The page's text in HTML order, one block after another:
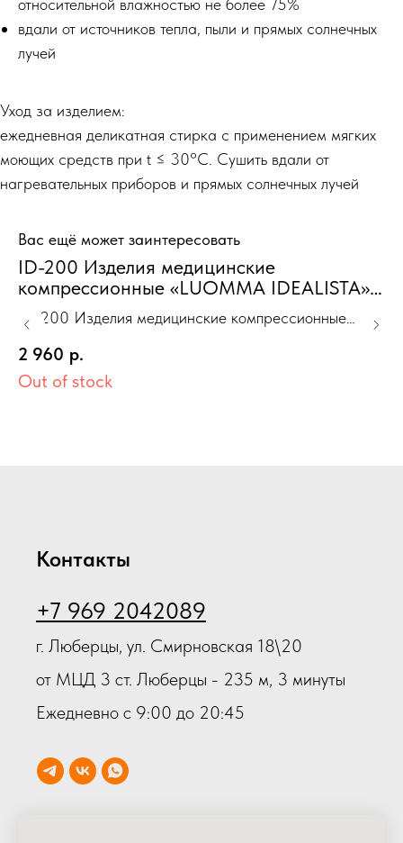
относительной влажностью не более 75%
вдали от источников тепла, пыли и прямых солнечных
лучей
Уход за изделием:
ежедневная деликатная стирка с применением мягких
моющих средств при t ≤ 30°С. Сушить вдали от
нагревательных приборов и прямых солнечных лучей
Вас ещё может заинтересовать
ID-200 Изделия медицинские
компрессионные «LUOMMA IDEALISTA»
гольфы черный L(IV) 1 класс Норм.
закрытый носок
ID-200 Изделия медицинские компрессионные
Норм. закрытый носок
2 960 р.
Out of stock
Контакты
+7 969 2042089
г. Люберцы, ул. Смирновская 18\20
от МЦД 3 ст. Люберцы - 235 м, 3 минуты
Ежедневно с 9:00 до 20:45